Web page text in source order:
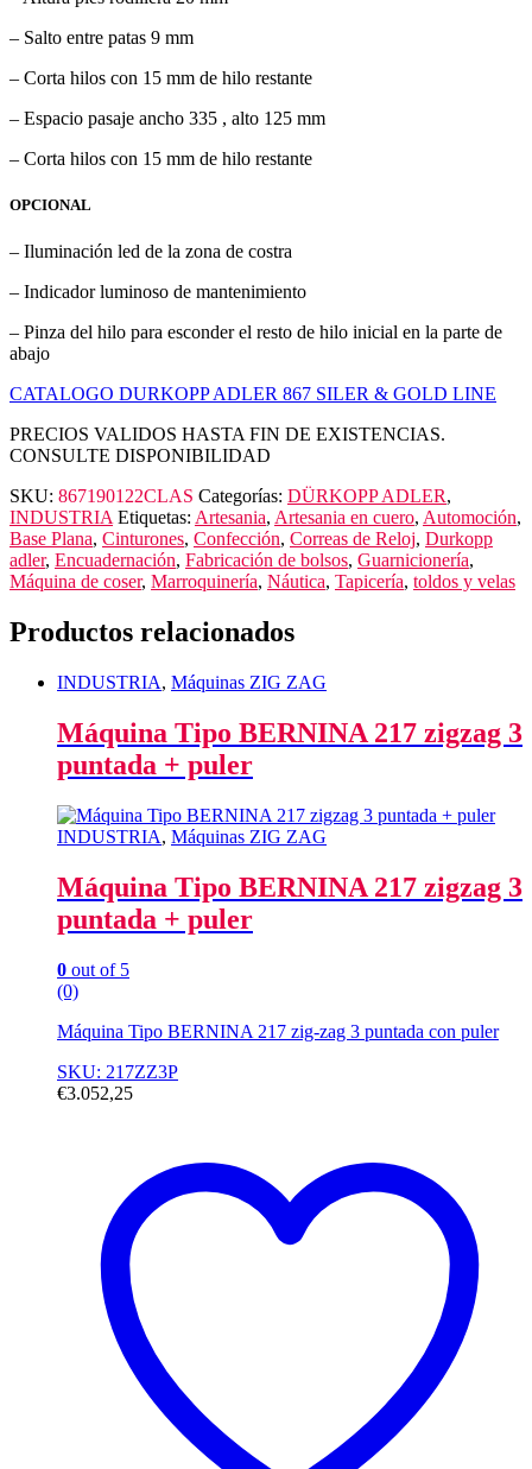
– Salto entre patas 9 mm
– Corta hilos con 15 mm de hilo restante
– Espacio pasaje ancho 335 , alto 125 mm
– Corta hilos con 15 mm de hilo restante
OPCIONAL
– Iluminación led de la zona de costra
– Indicador luminoso de mantenimiento
– Pinza del hilo para esconder el resto de hilo inicial en la parte de
abajo
CATALOGO DURKOPP ADLER 867 SILER & GOLD LINE
PRECIOS VALIDOS HASTA FIN DE EXISTENCIAS.
CONSULTE DISPONIBILIDAD
SKU: 867190122CLAS Categorías: DÜRKOPP ADLER,
INDUSTRIA Etiquetas: Artesania, Artesania en cuero, Automoción,
Base Plana, Cinturones, Confección, Correas de Reloj, Durkopp
adler, Encuadernación, Fabricación de bolsos, Guarnicionería,
Máquina de coser, Marroquinería, Náutica, Tapicería, toldos y velas
Productos relacionados
INDUSTRIA, Máquinas ZIG ZAG
Máquina Tipo BERNINA 217 zigzag 3
puntada + puler
INDUSTRIA, Máquinas ZIG ZAG
Máquina Tipo BERNINA 217 zigzag 3
puntada + puler
0 out of 5
(0)
Máquina Tipo BERNINA 217 zig-zag 3 puntada con puler
SKU: 217ZZ3P
€3.052,25